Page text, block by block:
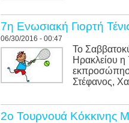
7η Ενωσιακή Γιορτή
06/30/2016 - 00:47
Το
Ηρακλείου
Στέφανος,
2ο Τουρνουά Κόκκινης